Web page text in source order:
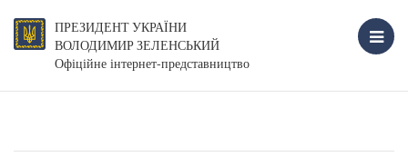
ПРЕЗИДЕНТ УКРАЇНИ
ВОЛОДИМИР ЗЕЛЕНСЬКИЙ
Офіційне інтернет-представництво